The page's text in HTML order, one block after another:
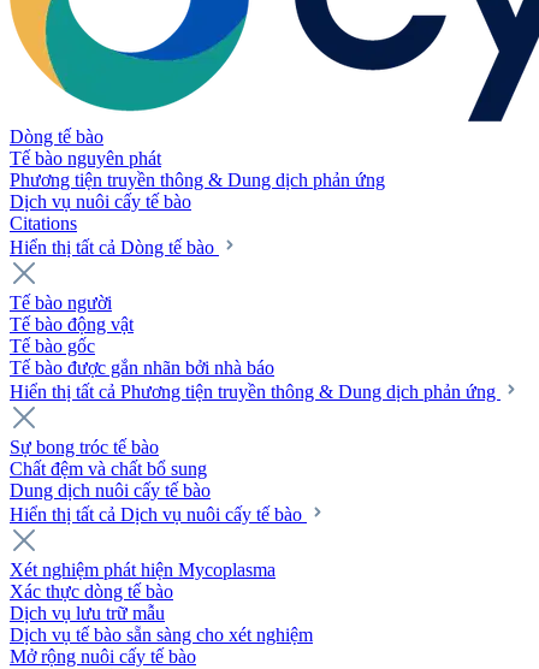
Dòng tế bào
Tế bào nguyên phát
Phương tiện truyền thông & Dung dịch phản ứng
Dịch vụ nuôi cấy tế bào
Citations
Hiển thị tất cả Dòng tế bào
Tế bào người
Tế bào động vật
Tế bào gốc
Tế bào được gắn nhãn bởi nhà báo
Hiển thị tất cả Phương tiện truyền thông & Dung dịch phản ứng
Sự bong tróc tế bào
Chất đệm và chất bổ sung
Dung dịch nuôi cấy tế bào
Hiển thị tất cả Dịch vụ nuôi cấy tế bào
Xét nghiệm phát hiện Mycoplasma
Xác thực dòng tế bào
Dịch vụ lưu trữ mẫu
Dịch vụ tế bào sẵn sàng cho xét nghiệm
Mở rộng nuôi cấy tế bào